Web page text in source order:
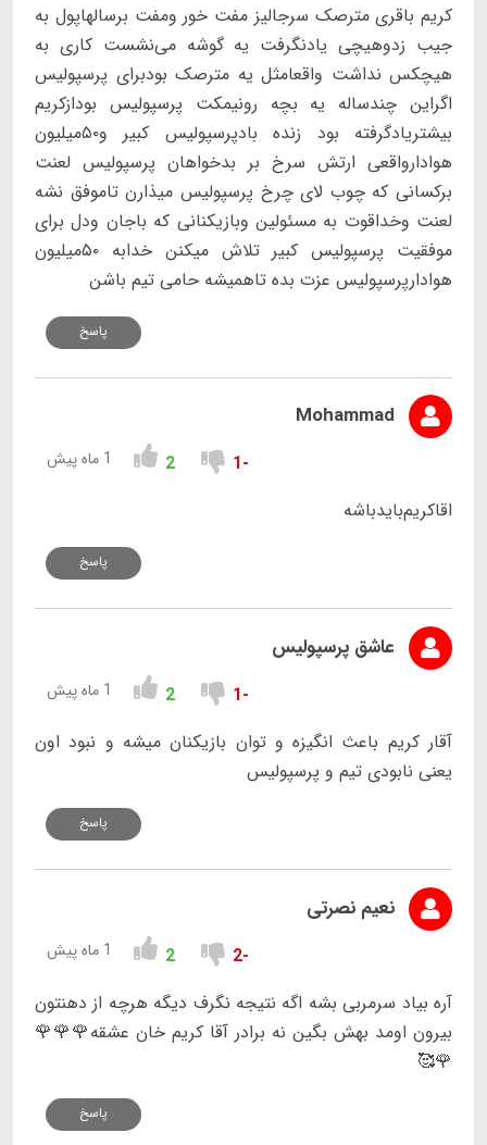
کریم باقری مترصک سرجالیز مفت خور ومفت برسالهاپول به
جیب زدوهیچی یادنگرفت یه گوشه می‌نشست کاری به
هیچکس نداشت واقعامثل یه مترصک بودبرای پرسپولیس
اگراین چندساله یه بچه رونیمکت پرسپولیس بودازکریم
بیشتریادگرفته بود زنده بادپرسپولیس کبیر و۵۰میلیون
هوادارواقعی ارتش سرخ بر بدخواهان پرسپولیس لعنت
برکسانی که چوب لای چرخ پرسپولیس میذارن تاموفق نشه
لعنت وخداقوت به مسئولین وبازیکنانی که باجان ودل برای
موفقیت پرسپولیس کبیر تلاش میکنن خدابه ۵۰میلیون
هوادارپرسپولیس عزت بده تاهمیشه حامی تیم باشن
پاسخ
Mohammad
-1
2 1 ماه پیش
اقاکریم‌بایدباشه
پاسخ
عاشق پرسپولیس
-1
2 1 ماه پیش
آقار کریم باعث انگیزه و توان بازیکنان میشه و نبود اون
یعنی نابودی تیم و پرسپولیس
پاسخ
نعیم نصرتی
-2
2 1 ماه پیش
آره بیاد سرمربی بشه اگه نتیجه نگرف دیگه هرچه از دهنتون
بیرون اومد بهش بگین نه برادر آقا کریم خان عشقه🌹🌹🌹
🌹🥰
پاسخ